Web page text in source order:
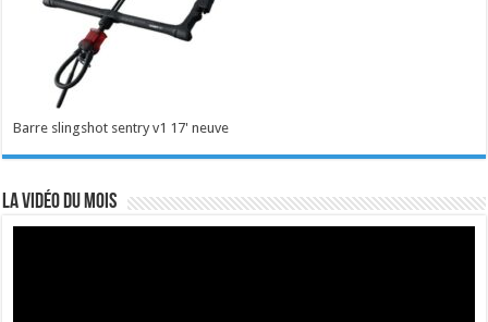
Barre slingshot sentry v1 17' neuve
La vidéo du mois